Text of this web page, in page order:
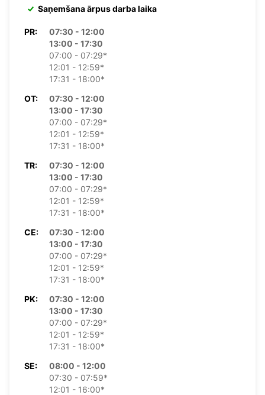
Saņemšana ārpus darba laika
PR:
07:30 - 12:00
13:00 - 17:30
07:00 - 07:29*
12:01 - 12:59*
17:31 - 18:00*
OT:
07:30 - 12:00
13:00 - 17:30
07:00 - 07:29*
12:01 - 12:59*
17:31 - 18:00*
TR:
07:30 - 12:00
13:00 - 17:30
07:00 - 07:29*
12:01 - 12:59*
17:31 - 18:00*
CE:
07:30 - 12:00
13:00 - 17:30
07:00 - 07:29*
12:01 - 12:59*
17:31 - 18:00*
PK:
07:30 - 12:00
13:00 - 17:30
07:00 - 07:29*
12:01 - 12:59*
17:31 - 18:00*
SE:
08:00 - 12:00
07:30 - 07:59*
12:01 - 16:00*